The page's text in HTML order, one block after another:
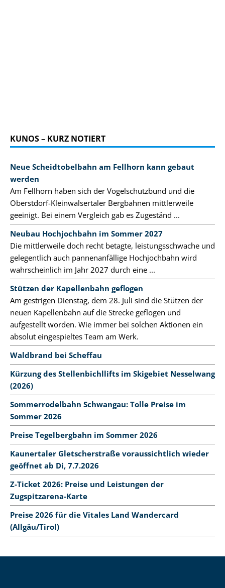
KUNOS – KURZ NOTIERT
Neue Scheidtobelbahn am Fellhorn kann gebaut
werden
Am Fellhorn haben sich der Vogelschutzbund und die
Oberstdorf-Kleinwalsertaler Bergbahnen mittlerweile
geeinigt. Bei einem Vergleich gab es Zugeständ ...
Neubau Hochjochbahn im Sommer 2027
Die mittlerweile doch recht betagte, leistungsschwache und
gelegentlich auch pannenanfällige Hochjochbahn wird
wahrscheinlich im Jahr 2027 durch eine ...
Stützen der Kapellenbahn geflogen
Am gestrigen Dienstag, dem 28. Juli sind die Stützen der
neuen Kapellenbahn auf die Strecke geflogen und
aufgestellt worden. Wie immer bei solchen Aktionen ein
absolut eingespieltes Team am Werk.
Waldbrand bei Scheffau
Kürzung des Stellenbichllifts im Skigebiet Nesselwang
(2026)
Sommerrodelbahn Schwangau: Tolle Preise im
Sommer 2026
Preise Tegelbergbahn im Sommer 2026
Kaunertaler Gletscherstraße voraussichtlich wieder
geöffnet ab Di, 7.7.2026
Z-Ticket 2026: Preise und Leistungen der
Zugspitzarena-Karte
Preise 2026 für die Vitales Land Wandercard
(Allgäu/Tirol)